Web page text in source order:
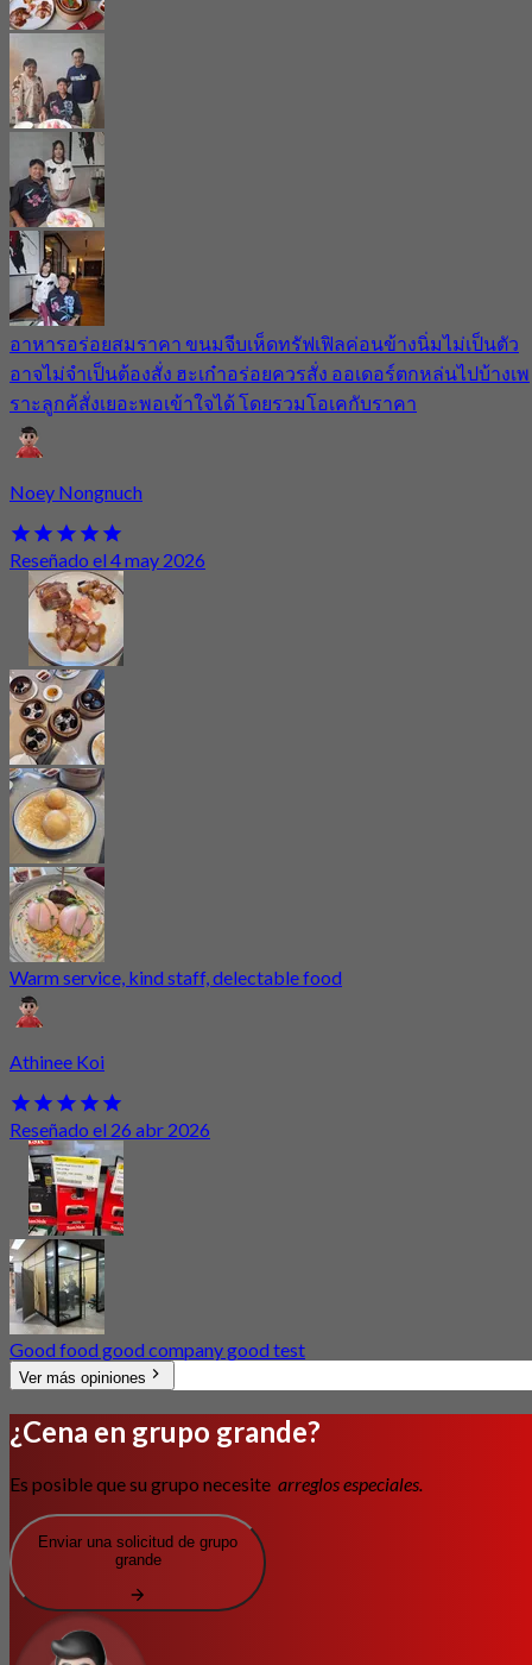
อาหารอร่อยสมราคา ขนมจีบเห็ดทรัฟเฟิลค่อนข้างนิ่มไม่เป็นตัว
อาจไม่จำเป็นต้องสั่ง ฮะเก๋าอร่อยควรสั่ง ออเดอร์ตกหล่นไปบ้างเพ
ราะลูกค้สั่งเยอะพอเข้าใจได้ โดยรวมโอเคกับราคา
Noey Nongnuch
Reseñado el 4 may 2026
Warm service, kind staff, delectable food
Athinee Koi
Reseñado el 26 abr 2026
Good food good company good test
Ver más opiniones
¿Cena en grupo grande?
Es posible que su grupo necesite arreglos especiales.
Enviar una solicitud de grupo
grande